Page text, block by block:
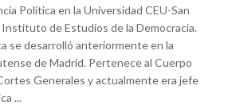
Política en la Universidad CEU-San
Instituto de Estudios de la Democracia.
se desarrolló anteriormente en la
de Madrid. Pertenece al Cuerpo
Generales y actualmente era jefe
...